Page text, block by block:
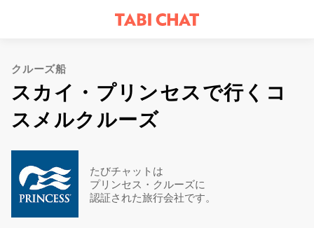
クルーズ船
スカイ・プリンセスで行くコ
スメルクルーズ
たびチャットは
プリンセス・クルーズに
認証された旅行会社です。